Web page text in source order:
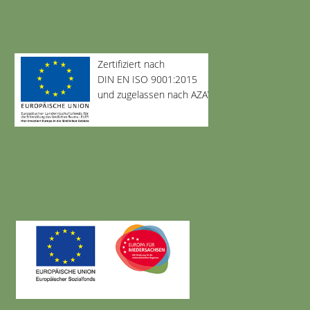
Zertifiziert nach
DIN EN ISO 9001:2015
und zugelassen nach AZAV